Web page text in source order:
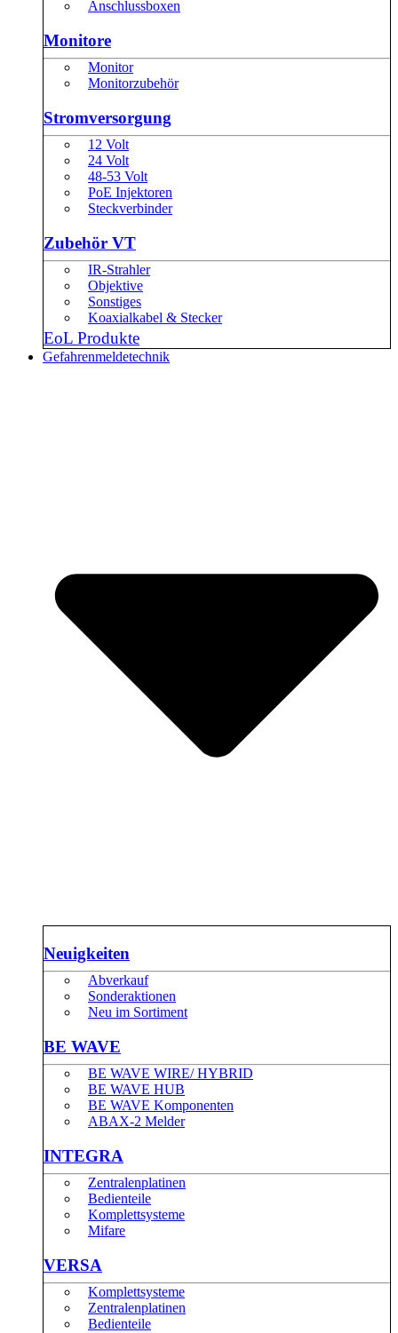
Anschlussboxen
Monitore
Monitor
Monitorzubehör
Stromversorgung
12 Volt
24 Volt
48-53 Volt
PoE Injektoren
Steckverbinder
Zubehör VT
IR-Strahler
Objektive
Sonstiges
Koaxialkabel & Stecker
EoL Produkte
Gefahrenmeldetechnik
Neuigkeiten
Abverkauf
Sonderaktionen
Neu im Sortiment
BE WAVE
BE WAVE WIRE/ HYBRID
BE WAVE HUB
BE WAVE Komponenten
ABAX-2 Melder
INTEGRA
Zentralenplatinen
Bedienteile
Komplettsysteme
Mifare
VERSA
Komplettsysteme
Zentralenplatinen
Bedienteile